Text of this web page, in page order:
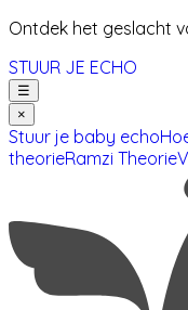
Ontdek het geslacht
STUUR JE ECHO
☰
×
Stuur je baby echo
theorieRamzi Theorie